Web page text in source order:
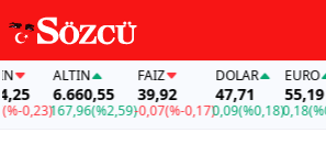
ALTIN
6.660,55
167,96(%2,59)
FAİZ
39,92
-0,07(%-0,17)
DOLAR
47,71
0,09(%0,18)
EURO
55,19
0,18